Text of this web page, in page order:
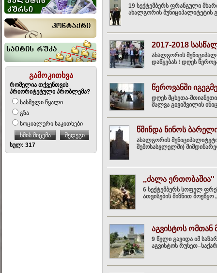
გამოკითხვა
რომელია თქვენთვის
პრიორიტეტული პრობლემა?
სასმელი წყალი
გზა
სოციალური საკითხები
ხმის მიცემა
შედეგი
სულ: 317
19 სექტემბერს ფრანგული
ახალგორის მუნიციპალიტეტის
2017-2018
ახალგორის
დაწყებას ! დღეს
წეროვანში
დღეს მცხეთა-
შალვა გივიშვილის
წმინდა ნინოს
ახალგორის
შემოსასვლელში)
,,ძალა ერთობაშია''
6 სექტემბერს სოფელ
ათვისების მიზნით
აგვისტოს ომთან
9 წელი გავიდა იმ
აგვისტოს